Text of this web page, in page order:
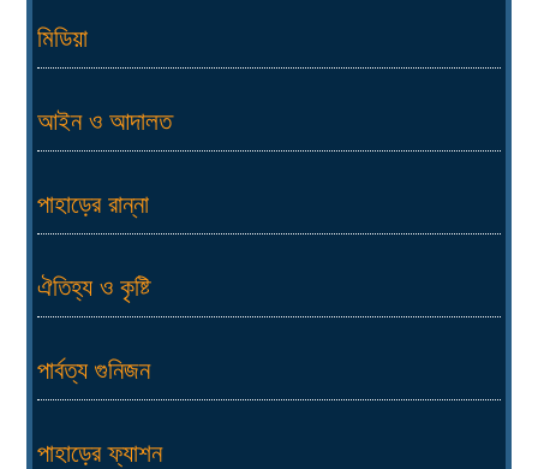
মিডিয়া
আইন ও আদালত
পাহাড়ের রান্না
ঐতিহ্য ও কৃষ্টি
পার্বত্য গুনিজন
পাহাড়ের ফ্যাশন